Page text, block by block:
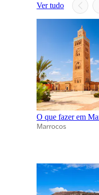
Ver tudo
O que fazer em
Marrocos